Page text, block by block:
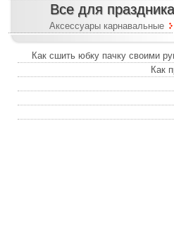
Все для праздника
Аксессуары карнавальные
Как сшить юбку пачку своими
Как